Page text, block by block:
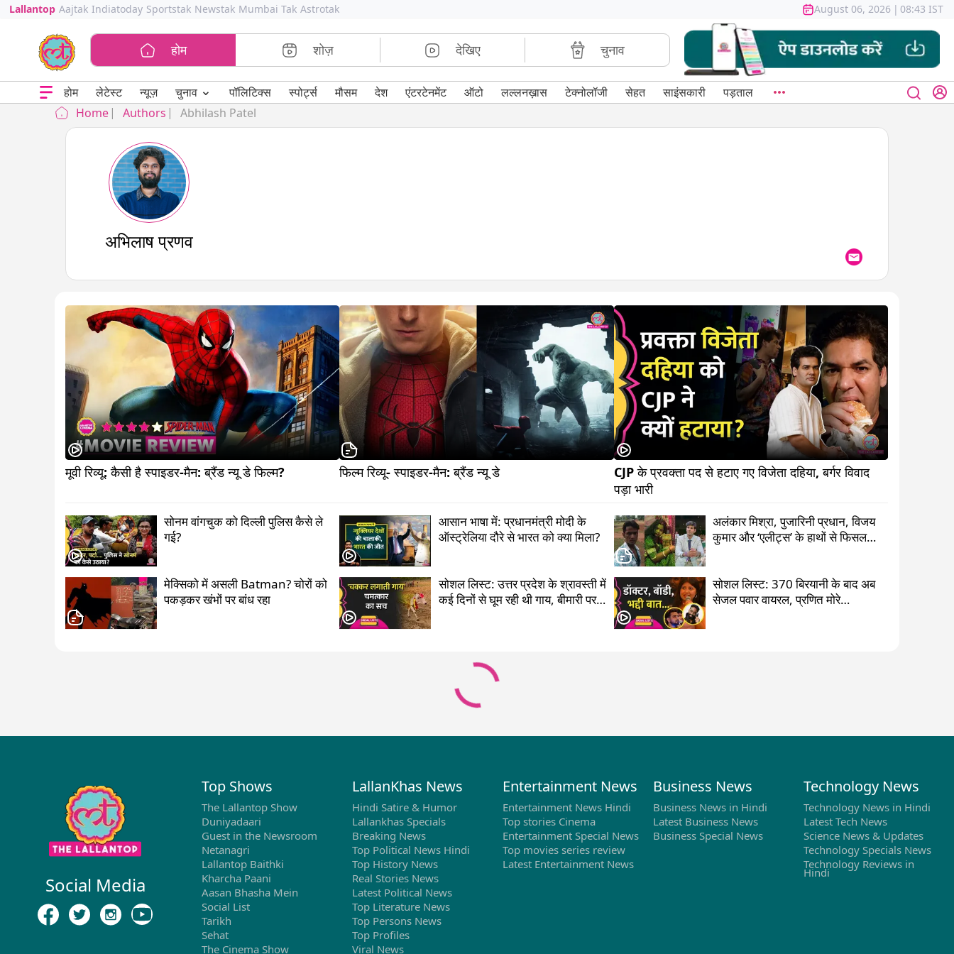
Lallantop Aajtak Indiatoday Sportstak Newstak Mumbai Tak Astrotak August 06, 2026 | 08:43 IST
होम शोज़ देखिए चुनाव
होम लेटेस्ट न्यूज़ चुनाव ⌄ पॉलिटिक्स स्पोर्ट्स मौसम देश एंटरटेनमेंट ऑटो लल्लनख़ास टेक्नोलॉजी सेहत साइंसकारी
पड़ताल
Home
Authors Abhilash Patel
अभिलाष प्रणव
मूवी रिव्यू: कैसी है स्पाइडर-मैन: ब्रैंड न्यू डे फिल्म?
सोनम वांगचुक को दिल्ली पुलिस कैसे ले
गई?
मेक्सिको में असली Batman? चोरों को
पकड़कर खंभों पर बांध रहा
फिल्म रिव्यू- स्पाइडर-मैन: ब्रैंड न्यू डे
आसान भाषा में: प्रधानमंत्री मोदी के
ऑस्ट्रेलिया दौरे से भारत को क्या मिला?
सोशल लिस्ट: उत्तर प्रदेश के श्रावस्ती में
कई दिनों से घूम रही थी गाय, बीमारी पर
CJP के प्रवक्ता पद से हटाए गए विजेता दहिया, बर्गर विवाद
पड़ा भारी
अलंकार मिश्रा, पुजारिनी प्रधान, विजय
कुमार और ‘एलीट्स’ के हाथों से फिसलता
सोशल लिस्ट: 370 बिरयानी के बाद अब
सेजल पवार वायरल, प्रणित मोरे
Social Media
Top Shows
The Lallantop Show
Duniyadaari
Guest in the Newsroom
Netanagri
Lallantop Baithki
Kharcha Paani
Aasan Bhasha Mein
Social List
Tarikh
Sehat
The Cinema Show
LallanKhas News
Hindi Satire & Humor
Lallankhas Specials
Breaking News
Top Political News Hindi
Top History News
Real Stories News
Latest Political News
Top Literature News
Top Persons News
Top Profiles
Viral News
Entertainment News
Entertainment News Hindi
Top stories Cinema
Entertainment Special News
Top movies series review
Latest Entertainment News
Business News
Business News in Hindi
Latest Business News
Business Special News
Technology News
Technology News in Hindi
Latest Tech News
Science News & Updates
Technology Specials News
Technology Reviews in
Hindi